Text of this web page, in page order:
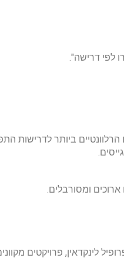
לפי דרישה".
ביותר לדרישות
ומסורבלים.
לינקדאין, פרויקטים